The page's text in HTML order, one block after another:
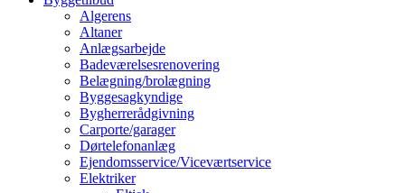
Algerens
Altaner
Anlægsarbejde
Badeværelsesrenovering
Belægning/brolægning
Byggesagkyndige
Bygherrerådgivning
Carporte/garager
Dørtelefonanlæg
Ejendomsservice/Viceværtservice
Elektriker